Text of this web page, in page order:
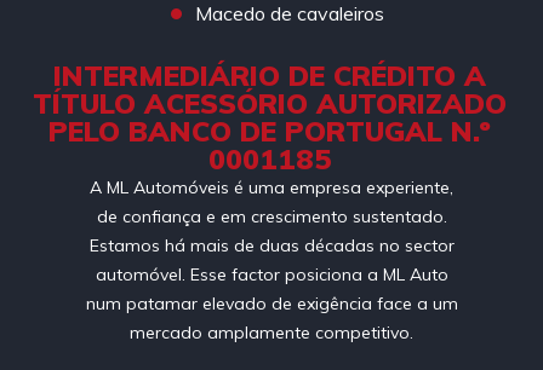
Macedo de cavaleiros
INTERMEDIÁRIO DE CRÉDITO A
TÍTULO ACESSÓRIO AUTORIZADO
PELO BANCO DE PORTUGAL N.º
0001185
A ML Automóveis é uma empresa experiente,
de confiança e em crescimento sustentado.
Estamos há mais de duas décadas no sector
automóvel. Esse factor posiciona a ML Auto
num patamar elevado de exigência face a um
mercado amplamente competitivo.